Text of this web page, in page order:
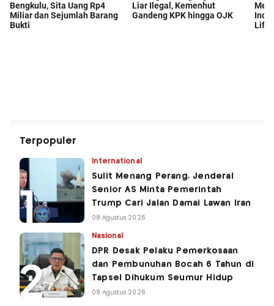
Terpopuler
International
Sulit Menang Perang, Jenderal
Senior AS Minta Pemerintah
Trump Cari Jalan Damai Lawan Iran
08 Agustus 2026
Nasional
DPR Desak Pelaku Pemerkosaan
dan Pembunuhan Bocah 6 Tahun di
Tapsel Dihukum Seumur Hidup
08 Agustus 2026